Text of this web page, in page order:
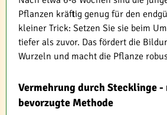
Pflanzen kräftig genug für den
kleiner Trick: Setzen Sie sie beim
tiefer als zuvor. Das fördert die
Wurzeln und macht die Pflanze
Vermehrung durch Stecklinge -
bevorzugte Methode